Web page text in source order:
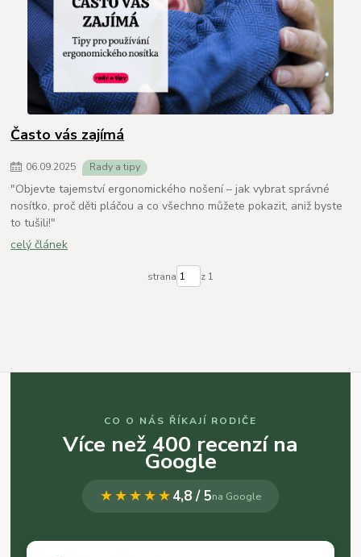
Často vás zajímá
06.09.2025 Rady a tipy
"Objevte tajemství ergonomického nošení – jak vybrat správné
nosítko, proč děti pláčou a co všechno můžete pokazit, aniž byste
to tušili!"
celý článek
strana z 1
CO O NÁS ŘÍKAJÍ RODIČE
Více než 400 recenzí na
Google
★★★★★4,8 / 5na Google